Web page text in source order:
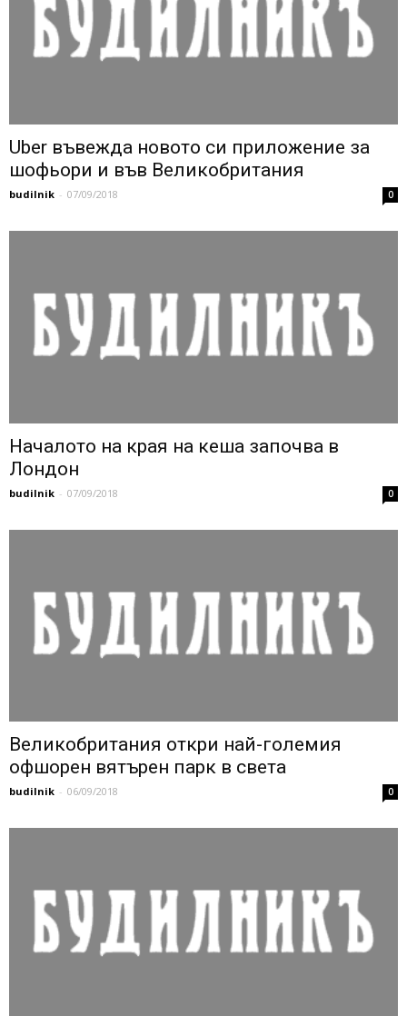
Uber въвежда новото си приложение за
шофьори и във Великобритания
budilnik - 07/09/2018 0
Началото на края на кеша започва в
Лондон
budilnik - 07/09/2018 0
Великобритания откри най-големия
офшорен вятърен парк в света
budilnik - 06/09/2018 0